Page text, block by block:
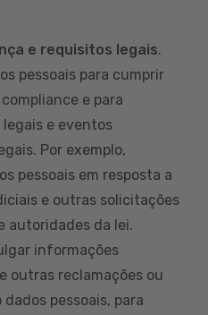
e requisitos legais.
pessoais para cumprir
e para
legais e eventos
Por exemplo,
pessoais em resposta a
e outras solicitações
autoridades da lei.
informações
outras reclamações ou
pessoais, para